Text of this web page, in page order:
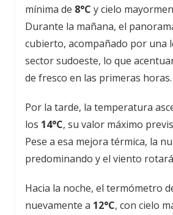
mínima de 8°C y cielo
Durante la mañana, el
cubierto, acompañado por una
sector sudoeste, lo que
de fresco en las primeras horas.
Por la tarde, la temperatura
los 14°C, su valor máximo
Pese a esa mejora térmica, la
predominando y el viento
Hacia la noche, el termómetro
nuevamente a 12°C, con cielo